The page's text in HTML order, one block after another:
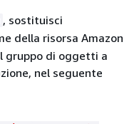
, sostituisci
della risorsa Amazon
gruppo di oggetti a
nel seguente